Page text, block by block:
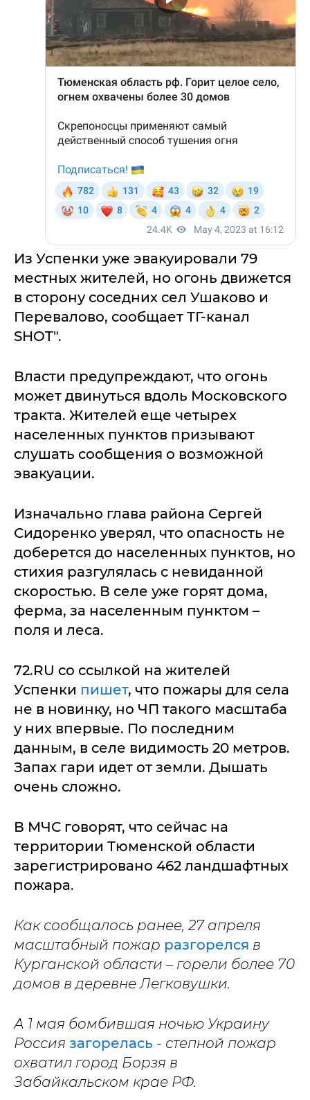
Из Успенки уже эвакуировали 79
местных жителей, но огонь движется
в сторону соседних сел Ушаково и
Перевалово, сообщает ТГ-канал
SHOT".
Власти предупреждают, что огонь
может двинуться вдоль Московского
тракта. Жителей еще четырех
населенных пунктов призывают
слушать сообщения о возможной
эвакуации.
Изначально глава района Сергей
Сидоренко уверял, что опасность не
доберется до населенных пунктов, но
стихия разгулялась с невиданной
скоростью. В селе уже горят дома,
ферма, за населенным пунктом –
поля и леса.
72.RU со ссылкой на жителей
Успенки пишет, что пожары для села
не в новинку, но ЧП такого масштаба
у них впервые. По последним
данным, в селе видимость 20 метров.
Запах гари идет от земли. Дышать
очень сложно.
В МЧС говорят, что сейчас на
территории Тюменской области
зарегистрировано 462 ландшафтных
пожара.
Как сообщалось ранее, 27 апреля
масштабный пожар разгорелся в
Курганской области – горели более 70
домов в деревне Легковушки.
А 1 мая бомбившая ночью Украину
Россия загорелась - степной пожар
охватил город Борзя в
Забайкальском крае РФ.